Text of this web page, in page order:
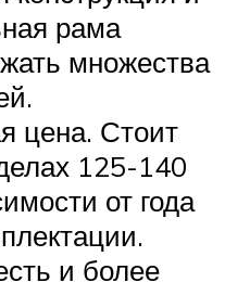
рама
множества
цена. Стоит
125-140
от года
и более